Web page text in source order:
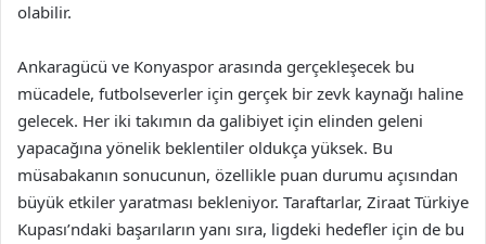
olabilir.
Ankaragücü ve Konyaspor arasında gerçekleşecek bu
mücadele, futbolseverler için gerçek bir zevk kaynağı haline
gelecek. Her iki takımın da galibiyet için elinden geleni
yapacağına yönelik beklentiler oldukça yüksek. Bu
müsabakanın sonucunun, özellikle puan durumu açısından
büyük etkiler yaratması bekleniyor. Taraftarlar, Ziraat Türkiye
Kupası’ndaki başarıların yanı sıra, ligdeki hedefler için de bu